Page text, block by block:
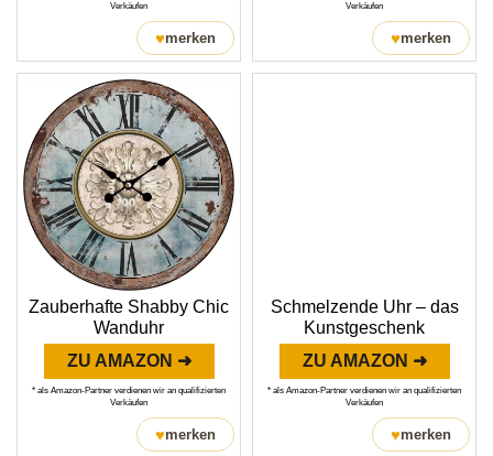
Verkäufen
♥merken
Verkäufen
♥merken
Zauberhafte Shabby Chic
Wanduhr
ZU AMAZON ➜
* als Amazon-Partner verdienen wir an qualifizierten
Verkäufen
♥merken
Schmelzende Uhr – das
Kunstgeschenk
ZU AMAZON ➜
* als Amazon-Partner verdienen wir an qualifizierten
Verkäufen
♥merken